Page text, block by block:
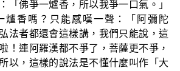
「佛爭一爐香，所以我爭一口氣。」
爐香嗎？只能感嘆一聲：「阿彌陀
法者都還會這樣講，我們只能說，這
！連阿羅漢都不爭了，菩薩更不爭，
以，這樣的說法是不懂什麼叫作「大